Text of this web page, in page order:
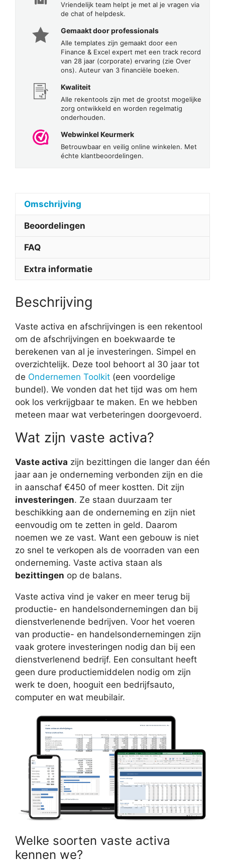
Vriendelijk team helpt je met al je vragen via
de chat of helpdesk.
Gemaakt door professionals
Alle templates zijn gemaakt door een
Finance & Excel expert met een track record
van 28 jaar (corporate) ervaring (zie Over
ons). Auteur van 3 financiële boeken.
Kwaliteit
Alle rekentools zijn met de grootst mogelijke
zorg ontwikkeld en worden regelmatig
onderhouden.
Webwinkel Keurmerk
Betrouwbaar en veilig online winkelen. Met
échte klantbeoordelingen.
Omschrijving
Beoordelingen
FAQ
Extra informatie
Beschrijving
Vaste activa en afschrijvingen is een rekentool
om de afschrijvingen en boekwaarde te
berekenen van al je investeringen. Simpel en
overzichtelijk. Deze tool behoort al 30 jaar tot
de Ondernemen Toolkit (een voordelige
bundel). We vonden dat het tijd was om hem
ook los verkrijgbaar te maken. En we hebben
meteen maar wat verbeteringen doorgevoerd.
Wat zijn vaste activa?
Vaste activa zijn bezittingen die langer dan één
jaar aan je onderneming verbonden zijn en die
in aanschaf €450 of meer kostten. Dit zijn
investeringen. Ze staan duurzaam ter
beschikking aan de onderneming en zijn niet
eenvoudig om te zetten in geld. Daarom
noemen we ze vast. Want een gebouw is niet
zo snel te verkopen als de voorraden van een
onderneming. Vaste activa staan als
bezittingen op de balans.
Vaste activa vind je vaker en meer terug bij
productie- en handelsondernemingen dan bij
dienstverlenende bedrijven. Voor het voeren
van productie- en handelsondernemingen zijn
vaak grotere investeringen nodig dan bij een
dienstverlenend bedrijf. Een consultant heeft
geen dure productiemiddelen nodig om zijn
werk te doen, hooguit een bedrijfsauto,
computer en wat meubilair.
Welke soorten vaste activa
kennen we?